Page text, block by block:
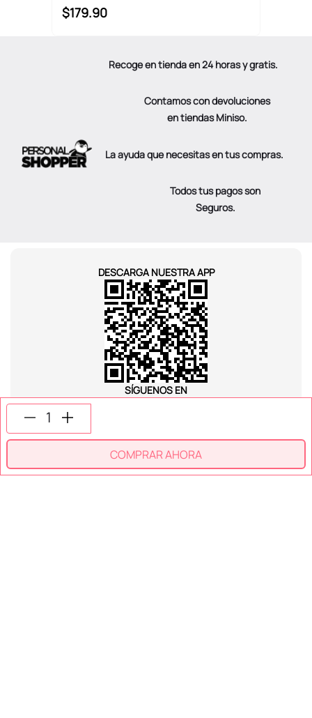
COMPRAR AHORA
$179.90
Recoge en tienda en 24 horas y gratis.
Contamos con devoluciones
en tiendas Miniso.
La ayuda que necesitas en tus compras.
Todos tus pagos son
Seguros.
DESCARGA NUESTRA APP
SÍGUENOS EN